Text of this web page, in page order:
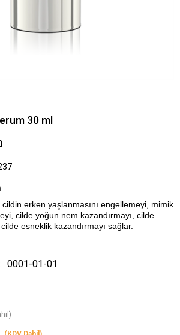
30 ml
erken yaşlanmasını engellemeyi, mimik
cilde yoğun nem kazandırmayı, cilde
esneklik kazandırmayı sağlar.
0001-01-01